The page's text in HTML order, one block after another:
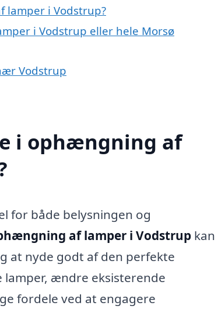
lamper i Vodstrup?
i Vodstrup eller hele Morsø
Vodstrup
i ophængning af
for både belysningen og
af lamper i Vodstrup kan
at nyde godt af den perfekte
lamper, ændre eksisterende
fordele ved at engagere